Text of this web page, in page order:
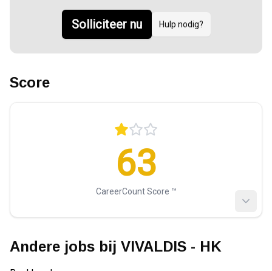
Solliciteer nu Hulp nodig?
Score
63
CareerCount Score ™️
Andere jobs bij VIVALDIS - HK